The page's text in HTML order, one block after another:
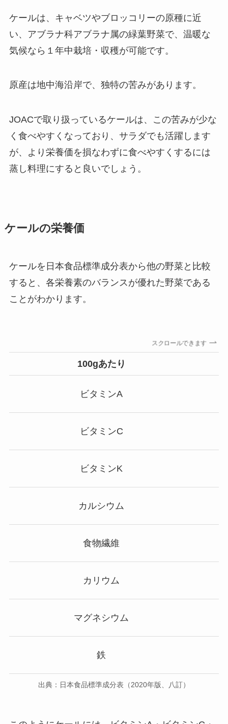
ケールは、キャベツやブロッコリーの原種に近
い、アブラナ科アブラナ属の緑葉野菜で、温暖な
気候なら１年中栽培・収穫が可能です。
原産は地中海沿岸で、独特の苦みがあります。
JOACで取り扱っているケールは、この苦みが少な
く食べやすくなっており、サラダでも活躍します
が、より栄養価を損なわずに食べやすくするには
蒸し料理にすると良いでしょう。
ケールの栄養価
ケールを日本食品標準成分表から他の野菜と比較
すると、各栄養素のバランスが優れた野菜である
ことがわかります。
スクロールできます
100gあたり
ビタミンA
ビタミンC
ビタミンK
カルシウム
食物繊維
カリウム
マグネシウム
鉄
出典：日本食品標準成分表（2020年版、八訂）